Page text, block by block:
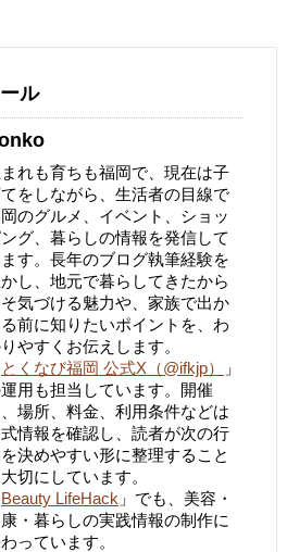
ル
れも育ちも福岡で、現在は子
をしながら、生活者の目線で
のグルメ、イベント、ショッ
グ、暮らしの情報を発信して
す。長年のブログ執筆経験を
し、地元で暮らしてきたから
そ気づける魅力や、家族で出か
前に知りたいポイントを、わ
やすくお伝えします。
とくなび福岡 公式X（@ifkjp）
」
用も担当しています。開催
、場所、料金、利用条件などは
情報を確認し、読者が次の行
決めやすい形に整理すること
切にしています。
Beauty LifeHack 」でも、美容・
・暮らしの実践情報の制作に
っています。